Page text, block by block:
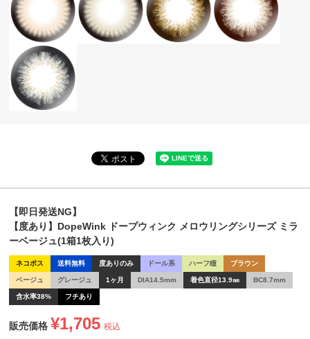
【即日発送NG】
【度あり】DopeWink ドープウィンク メロウリングシリーズ ミラ
ーベージュ(1箱1枚入り)
ネコポス 送料無料 度ありのみ ドール系 ハーフ瞳 ブラウン
ベージュ グレージュ 1ヶ月 DIA14.5mm 着色直径13.9㎜ BC8.7mm
含水率38% フチあり
販売価格 ¥1,705 税込